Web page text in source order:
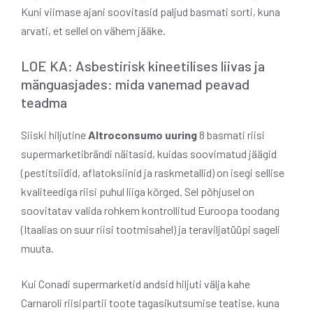
Kuni viimase ajani soovitasid paljud basmati sorti, kuna
arvati, et sellel on vähem jääke.
LOE KA: Asbestirisk kineetilises liivas ja
mänguasjades: mida vanemad peavad
teadma
Siiski hiljutine Altroconsumo uuring 8 basmati riisi
supermarketibrändi näitasid, kuidas soovimatud jäägid
(pestitsiidid, aflatoksiinid ja raskmetallid) on isegi sellise
kvaliteediga riisi puhul liiga kõrged. Sel põhjusel on
soovitatav valida rohkem kontrollitud Euroopa toodang
(Itaalias on suur riisi tootmisahel) ja teraviljatüüpi sageli
muuta.
Kui Conadi supermarketid andsid hiljuti välja kahe
Carnaroli riisipartii toote tagasikutsumise teatise, kuna